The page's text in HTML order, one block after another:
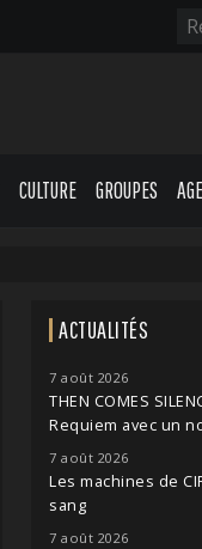
CULTURE GROUPES
ACTUALITÉS
7 août 2026
THEN COMES
Requiem avec un
7 août 2026
Les machines de
sang
7 août 2026